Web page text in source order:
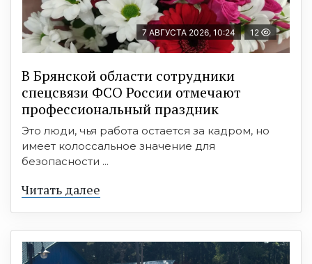
7 АВГУСТА 2026, 10:24 12
В Брянской области сотрудники
спецсвязи ФСО России отмечают
профессиональный праздник
Это люди, чья работа остается за кадром, но
имеет колоссальное значение для
безопасности ...
Читать далее